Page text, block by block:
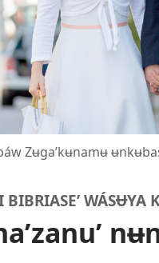
Zʉgaʼkʉnamʉ
WÁSɄYA